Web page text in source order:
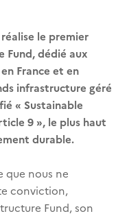
le premier
Fund, dédié aux
France et en
infrastructure géré
« Sustainable
9 », le plus haut
durable.
que nous ne
conviction,
Fund, son